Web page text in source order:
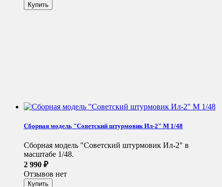
Сборная модель "Советский штурмовик Ил-2" М 1/48
Сборная модель "Советский штурмовик Ил-2" в
масштабе 1/48.
2 990 ₽
Отзывов нет